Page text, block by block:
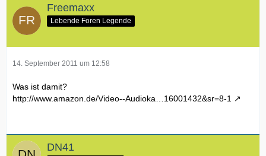
Freemaxx
Lebende Foren Legende
14. September 2011 um 12:58
Was ist damit?
http://www.amazon.de/Video--Audioka…16001432&sr=8-1
DN41